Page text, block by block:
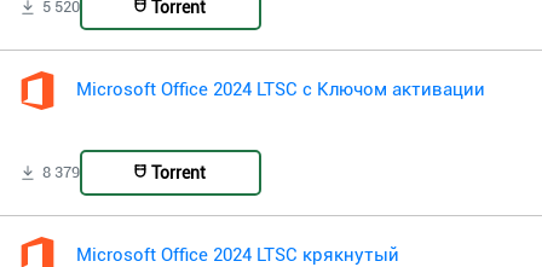
5 520 Torrent
Microsoft Office 2024 LTSC с Ключом активации
8 379 Torrent
Microsoft Office 2024 LTSC крякнутый